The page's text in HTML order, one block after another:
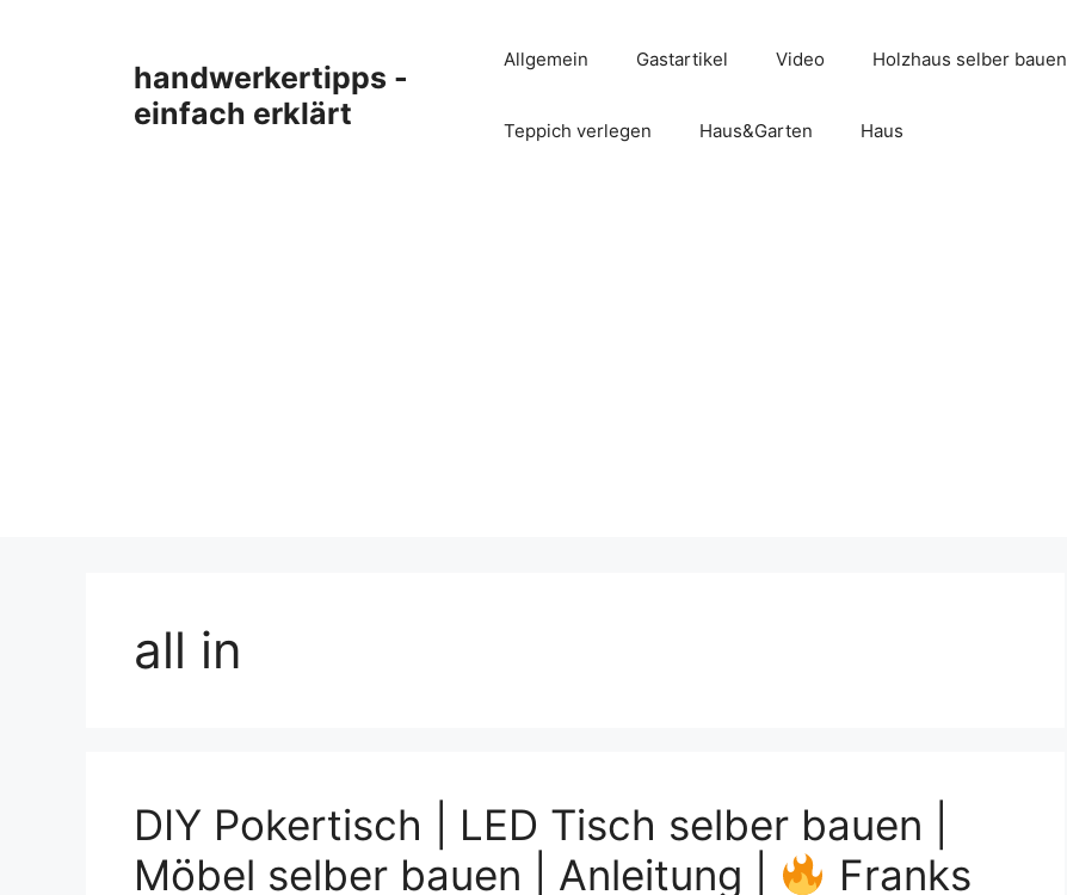
handwerkertipps -
einfach erklärt
Allgemein Gastartikel Video Holzhaus selber bauen
Teppich verlegen Haus&Garten Haus
all in
DIY Pokertisch | LED Tisch selber bauen |
Möbel selber bauen | Anleitung |
Franks